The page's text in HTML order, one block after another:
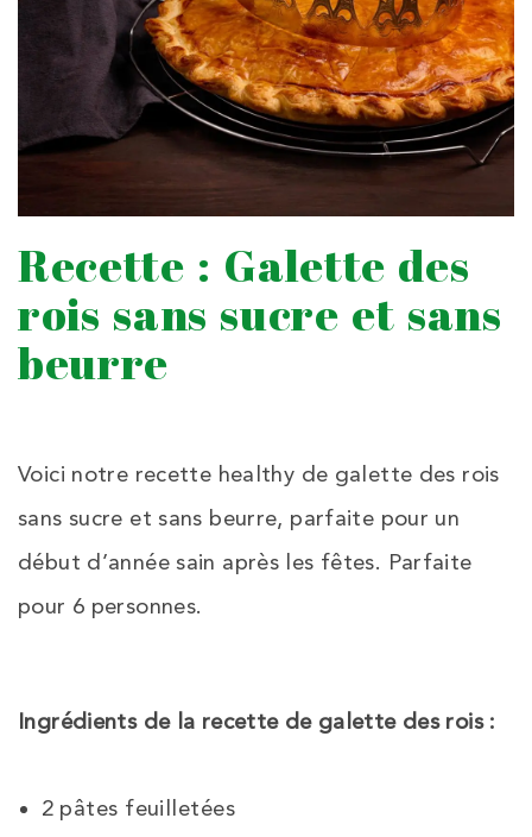
Recette : Galette des
rois sans sucre et sans
beurre
Voici notre recette healthy de galette des rois
sans sucre et sans beurre, parfaite pour un
début d’année sain après les fêtes. Parfaite
pour 6 personnes.
Ingrédients de la recette de galette des rois :
2 pâtes feuilletées